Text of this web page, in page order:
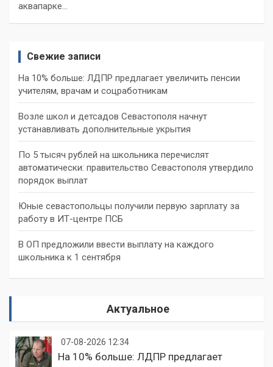
аквапарке…
Свежие записи
На 10% больше: ЛДПР предлагает увеличить пенсии
учителям, врачам и соцработникам
Возле школ и детсадов Севастополя начнут
устанавливать дополнительные укрытия
По 5 тысяч рублей на школьника перечислят
автоматически: правительство Севастополя утвердило
порядок выплат
Юные севастопольцы получили первую зарплату за
работу в ИТ-центре ПСБ
В ОП предложили ввести выплату на каждого
школьника к 1 сентября
Актуальное
07-08-2026 12:34
На 10% больше: ЛДПР предлагает